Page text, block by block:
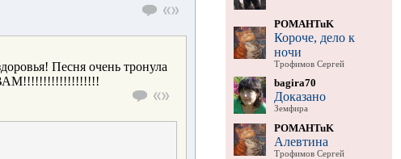
Песня очень тронула
ВАМ!!!!!!!!!!!!!!!!!!!
POMAHTuK
Короче, дело к
ночи
Трофимов Сергей
bagira70
Доказано
Земфира
POMAHTuK
Алевтина
Трофимов Сергей